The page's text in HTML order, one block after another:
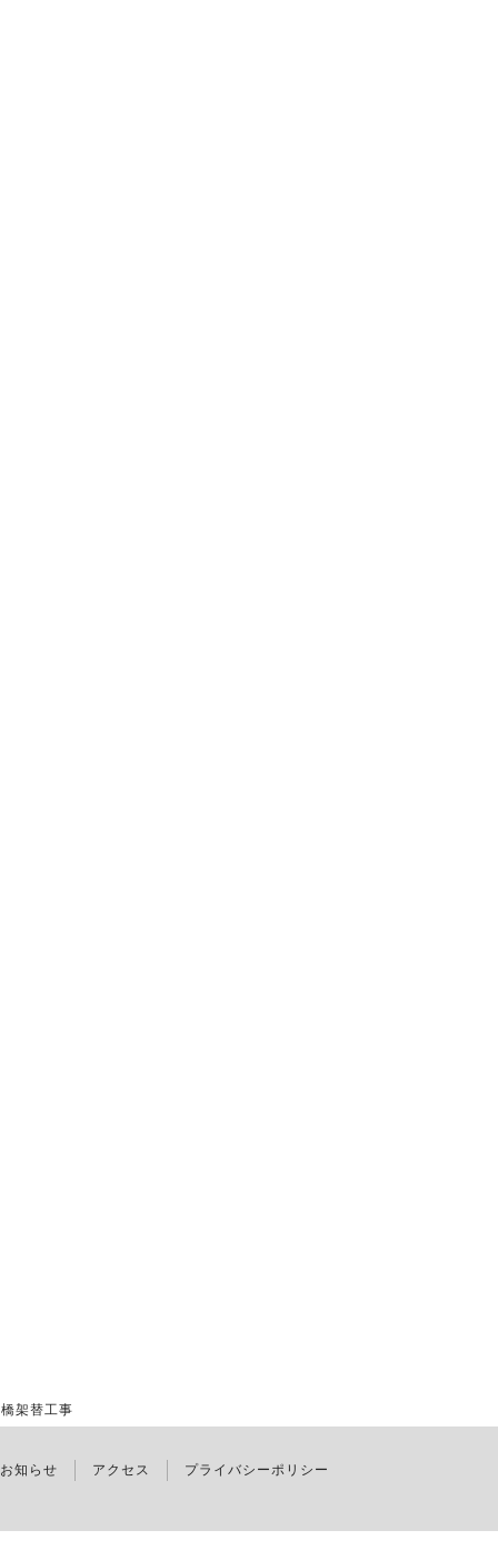
架替工事
お知らせ アクセス プライバシーポリシー